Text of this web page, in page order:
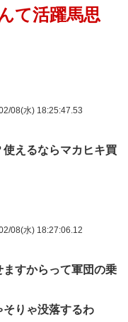
て活躍馬思
08(水) 18:25:47.53
えるならマカヒキ買
08(水) 18:27:06.12
すからって軍団の乗
りゃ没落するわ